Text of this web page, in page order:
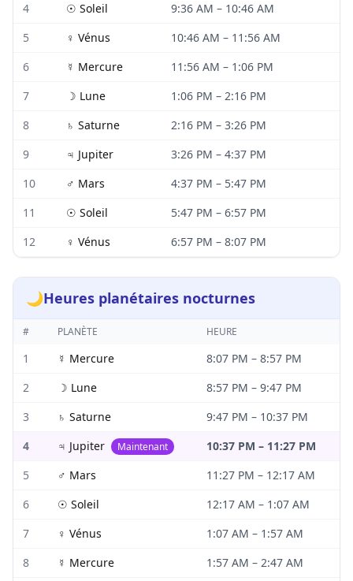
4
☉ Soleil 9:36 AM – 10:46 AM
5
♀ Vénus 10:46 AM – 11:56 AM
6
☿ Mercure 11:56 AM – 1:06 PM
7
☽ Lune 1:06 PM – 2:16 PM
8
♄ Saturne 2:16 PM – 3:26 PM
9
♃ Jupiter 3:26 PM – 4:37 PM
10
♂ Mars 4:37 PM – 5:47 PM
11
☉ Soleil 5:47 PM – 6:57 PM
12
♀ Vénus 6:57 PM – 8:07 PM
🌙Heures planétaires nocturnes
# PLANÈTE HEURE
1 ☿ Mercure 8:07 PM – 8:57 PM
2
☽ Lune 8:57 PM – 9:47 PM
3
♄ Saturne 9:47 PM – 10:37 PM
4
♃ Jupiter Maintenant 10:37 PM – 11:27 PM
5
♂ Mars 11:27 PM – 12:17 AM
6
☉ Soleil 12:17 AM – 1:07 AM
7
♀ Vénus 1:07 AM – 1:57 AM
8
☿ Mercure 1:57 AM – 2:47 AM